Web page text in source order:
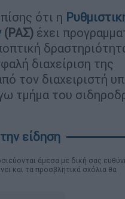
ότι η
(ΡΑΣ) έχει
διαχείριση της
τον διαχειριστή
τμήμα του
άμεσα με δική σας
και τα προσβλητικά σχόλια θα